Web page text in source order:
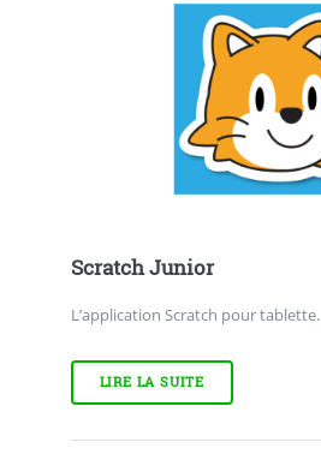
Scratch Junior
L’application Scratch pour tablette.
LIRE LA SUITE